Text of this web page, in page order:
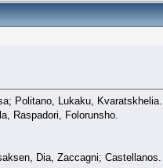
Politano, Lukaku, Kvaratskhelia.
Raspadori, Folorunsho.
Dia, Zaccagni; Castellanos.